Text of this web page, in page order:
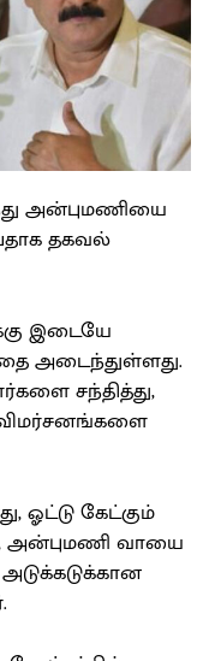
அன்புமணியை
தகவல்
இடையே
அடைந்துள்ளது.
சந்தித்து,
விமர்சனங்களை
ஓட்டு கேட்கும்
அன்புமணி வாயை